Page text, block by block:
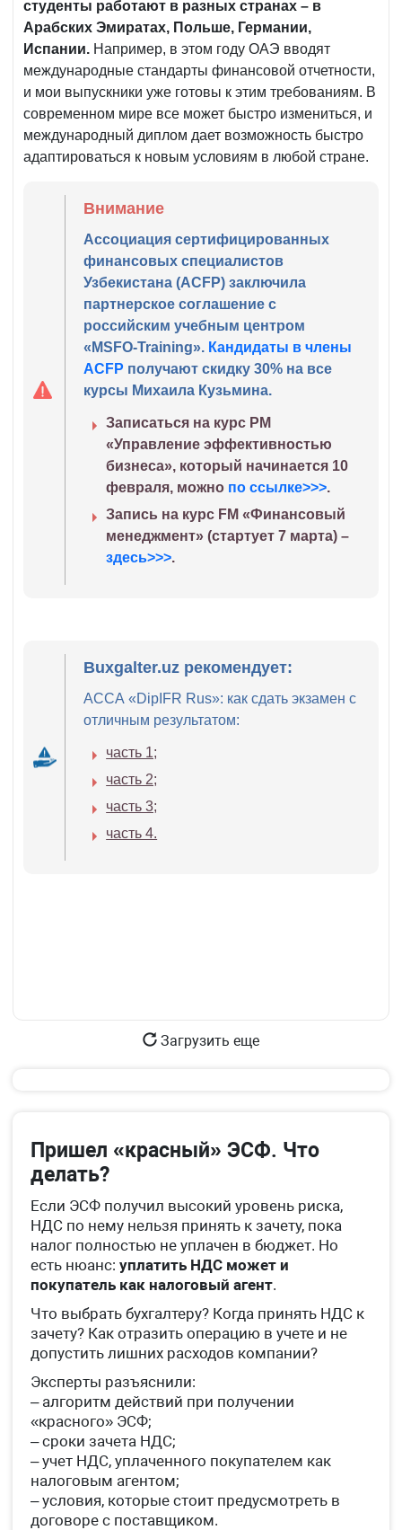
студенты работают в разных странах – в
Арабских Эмиратах, Польше, Германии,
Испании. Например, в этом году ОАЭ вводят
международные стандарты финансовой отчетности,
и мои выпускники уже готовы к этим требованиям. В
современном мире все может быстро измениться, и
международный диплом дает возможность быстро
адаптироваться к новым условиям в любой стране.
Внимание
Ассоциация сертифицированных
финансовых специалистов
Узбекистана (ACFP) заключила
партнерское соглашение с
российским учебным центром
«MSFO-Training». Кандидаты в члены
ACFP получают скидку 30% на все
курсы Михаила Кузьмина.
Записаться на курс PM
«Управление эффективностью
бизнеса», который начинается 10
февраля, можно по ссылке>>>.
Запись на курс FM «Финансовый
менеджмент» (стартует 7 марта) –
здесь>>>.
Buxgalter.uz рекомендует:
АССА «DipIFR Rus»: как сдать экзамен с
отличным результатом:
часть 1;
часть 2;
часть 3;
часть 4.
Загрузить еще
Пришел «красный» ЭСФ. Что
делать?
Если ЭСФ получил высокий уровень риска,
НДС по нему нельзя принять к зачету, пока
налог полностью не уплачен в бюджет. Но
есть нюанс: уплатить НДС может и
покупатель как налоговый агент.
Что выбрать бухгалтеру? Когда принять НДС к
зачету? Как отразить операцию в учете и не
допустить лишних расходов компании?
Эксперты разъяснили:
– алгоритм действий при получении
«красного» ЭСФ;
– сроки зачета НДС;
– учет НДС, уплаченного покупателем как
налоговым агентом;
– условия, которые стоит предусмотреть в
договоре с поставщиком.